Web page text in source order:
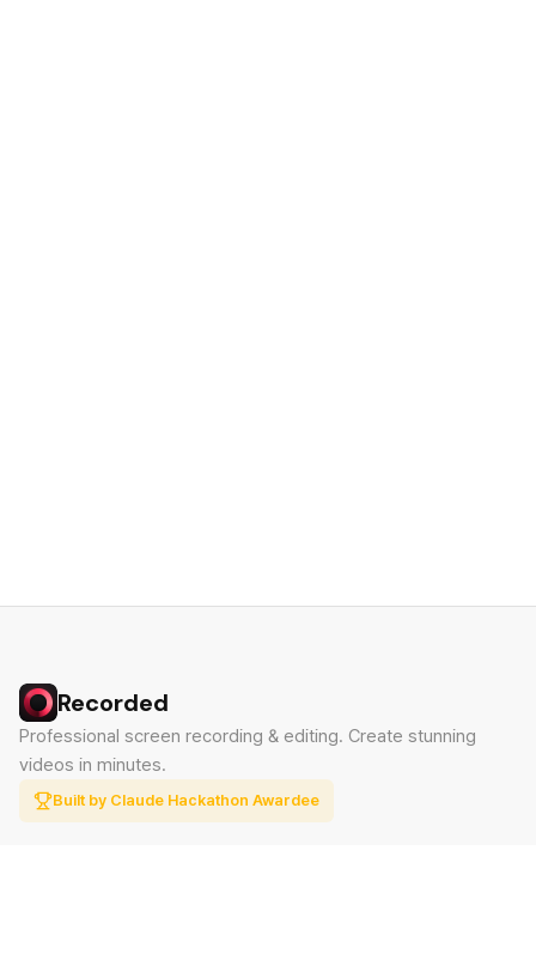
Recorded
Professional screen recording & editing. Create stunning
videos in minutes.
Built by Claude Hackathon Awardee